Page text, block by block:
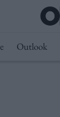
Outlook